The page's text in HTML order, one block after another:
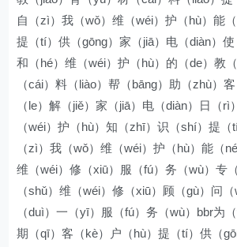
自（zì）我（wǒ）维（wéi）护（hù）能
提（tí）供（gōng）家（jiā）电（diàn）使
和（hé）维（wéi）护（hù）的（de）教
（cái）料（liào）帮（bāng）助（zhù）
（le）解（jiě）家（jiā）电（diàn）日（rì
（wéi）护（hù）知（zhī）识（shí）提
（zì）我（wǒ）维（wéi）护（hù）能（
维（wéi）修（xiū）服（fú）务（wù）专
（shǔ）维（wéi）修（xiū）顾（gù）问
（duì）一（yī）服（fú）务（wù）bbr为
期（qī）客（kè）户（hù）提（tí）供（